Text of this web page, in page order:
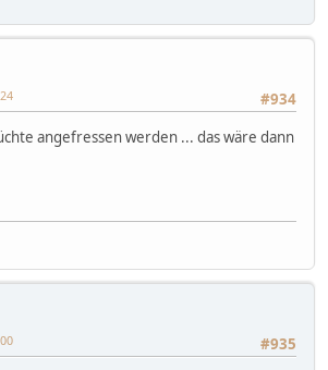
#934
angefressen werden ... das wäre dann
#935